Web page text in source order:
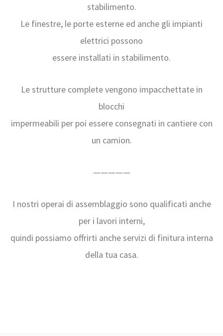
stabilimento.
Le finestre, le porte esterne ed anche gli impianti
elettrici possono
essere installati in stabilimento.
Le strutture complete vengono impacchettate in
blocchi
impermeabili per poi essere consegnati in cantiere con
un camion.
—————
I nostri operai di assemblaggio sono qualificati anche
per i lavori interni,
quindi possiamo offrirti anche servizi di finitura interna
della tua casa.